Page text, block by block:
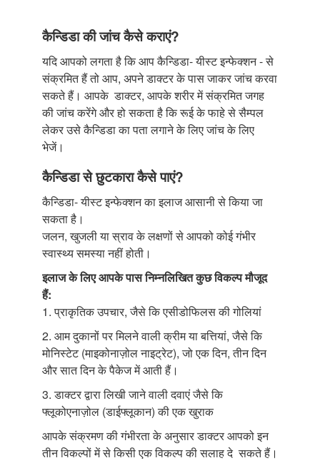
कैन्डिडा की जांच कैसे कराएं?
यदि आपको लगता है कि आप कैन्डिडा- यीस्ट इन्फेक्शन - से
संक्रमित हैं तो आप, अपने डाक्टर के पास जाकर जांच करवा
सकते हैं। आपके डाक्टर, आपके शरीर में संक्रमित जगह
की जांच करेंगे और हो सकता है कि रूई के फाहे से सैम्पल
लेकर उसे कैन्डिडा का पता लगाने के लिए जांच के लिए
भेजें।
कैन्डिडा से छुटकारा कैसे पाएं?
कैन्डिडा- यीस्ट इन्फेक्शन का इलाज आसानी से किया जा
सकता है।
जलन, खुजली या स्राव के लक्षणों से आपको कोई गंभीर
स्वास्थ्य समस्या नहीं होती।
इलाज के लिए आपके पास निम्नलिखित कुछ विकल्प मौजूद
हैं:
1. प्राकृतिक उपचार, जैसे कि एसीडोफिलस की गोलियां
2. आम दुकानों पर मिलने वाली क्रीम या बत्तियां, जैसे कि
मोनिस्टेट (माइकोनाज़ोल नाइट्रेट), जो एक दिन, तीन दिन
और सात दिन के पैकेज में आती हैं।
3. डाक्टर द्वारा लिखी जाने वाली दवाएं जैसे कि
फ्लूकोएनाज़ोल (डाईफ्लूकान) की एक खुराक
आपके संक्रमण की गंभीरता के अनुसार डाक्टर आपको इन
तीन विकल्पों में से किसी एक विकल्प की सलाह दे सकते हैं।